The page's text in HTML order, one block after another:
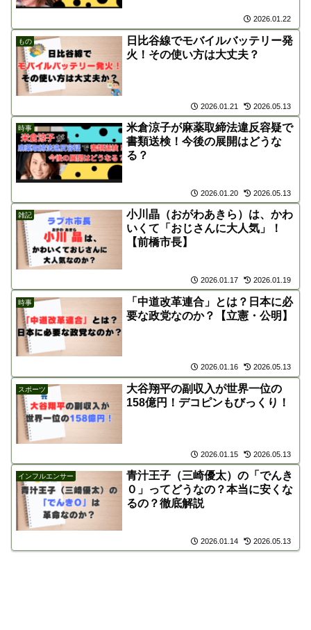
2026.01.22
もの
日比谷線でモバイルバッテリー発
火！その使い方は大丈夫？
2026.01.21 2026.05.13
時事
米倉涼子が麻薬取締法違反容疑で
書類送検！今後の展開はどうな
る？
2026.01.20 2026.05.13
雑記
小川晶（おがわあきら）は、かわ
いくて「おじさんに大人気」！
【前橋市長】
2026.01.17 2026.01.19
時事
「中道改革連合」とは？日本に必
要な政党なのか？【立憲・公明】
2026.01.16 2026.05.13
スポーツ
大谷翔平の副収入が世界一位の
158億円！デコピンもびっくり！
2026.01.15 2026.05.13
インフルエンサー
青汁王子（三崎優太）の「でんき
０」ってどうなの？本当に安くな
るの？徹底解説
2026.01.14 2026.05.13